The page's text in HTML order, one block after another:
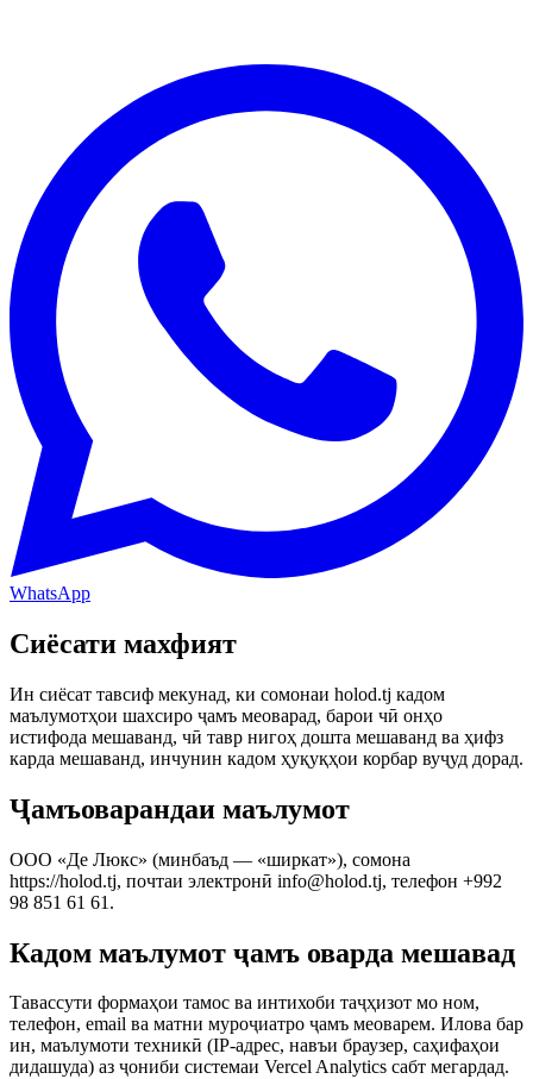
WhatsApp
Сиёсати махфият
Ин сиёсат тавсиф мекунад, ки сомонаи holod.tj кадом
маълумотҳои шахсиро ҷамъ меоварад, барои чӣ онҳо
истифода мешаванд, чӣ тавр нигоҳ дошта мешаванд ва ҳифз
карда мешаванд, инчунин кадом ҳуқуқҳои корбар вуҷуд дорад.
Ҷамъоварандаи маълумот
ООО «Де Люкс» (минбаъд — «ширкат»), сомона
https://holod.tj, почтаи электронӣ info@holod.tj, телефон +992
98 851 61 61.
Кадом маълумот ҷамъ оварда мешавад
Тавассути формаҳои тамос ва интихоби таҷҳизот мо ном,
телефон, email ва матни муроҷиатро ҷамъ меоварем. Илова бар
ин, маълумоти техникӣ (IP-адрес, навъи браузер, саҳифаҳои
дидашуда) аз ҷониби системаи Vercel Analytics сабт мегардад.